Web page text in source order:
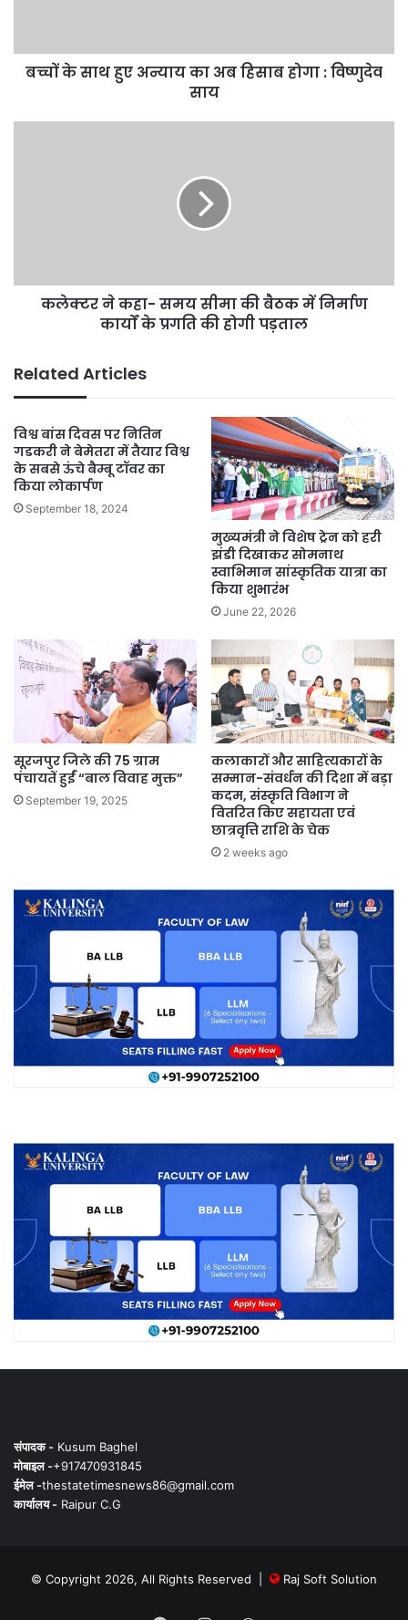
होगा
बच्चों के साथ हुए अन्याय का अब हिसाब होगा : विष्णुदेव
साय
निर्माण
होगी
पड़ताल
कलेक्टर ने कहा- समय सीमा की बैठक में निर्माण
कार्यों के प्रगति की होगी पड़ताल
Related Articles
विश्व बांस दिवस पर नितिन
गडकरी ने बेमेतरा में तैयार विश्व
के सबसे ऊंचे बैम्बू टॉवर का
किया लोकार्पण
September 18, 2024
मुख्यमंत्री ने विशेष ट्रेन को हरी
झंडी दिखाकर सोमनाथ
स्वाभिमान सांस्कृतिक यात्रा का
किया शुभारंभ
June 22, 2026
सूरजपुर जिले की 75 ग्राम
पंचायतें हुईं “बाल विवाह मुक्त”
September 19, 2025
कलाकारों और साहित्यकारों के
सम्मान-संवर्धन की दिशा में बड़ा
कदम, संस्कृति विभाग ने
वितरित किए सहायता एवं
छात्रवृत्ति राशि के चेक
2 weeks ago
संपादक - Kusum Baghel
मोबाइल -+917470931845
ईमेल -thestatetimesnews86@gmail.com
कार्यालय - Raipur C.G
© Copyright 2026, All Rights Reserved | Raj Soft Solution